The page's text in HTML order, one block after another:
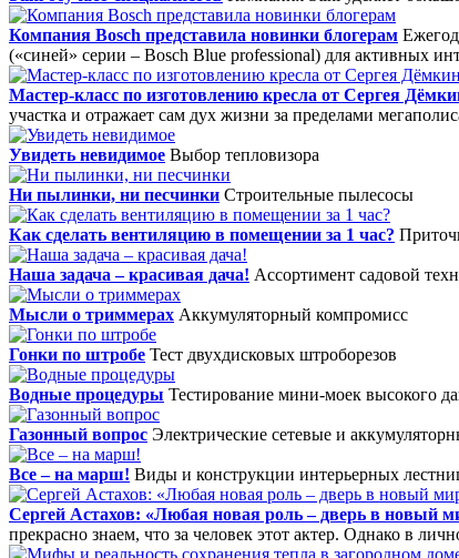
Компания Bosch представила новинки блогерам
(«синей» серии – Bosch Blue professional) для активных
Мастер-класс по изготовлению кресла от Сергея
участка и отражает сам дух жизни за пределами
Увидеть невидимое Выбор тепловизора
Ни пылинки, ни песчинки Строительные пылесосы
Как сделать вентиляцию в помещении за 1 час?
Наша задача – красивая дача! Ассортимент садовой
Мысли о триммерах Аккумуляторный компромисс
Гонки по штробе Тест двухдисковых штроборезов
Водные процедуры Тестирование мини-моек высокого
Газонный вопрос Электрические сетевые и
Все – на марш! Виды и конструкции интерьерных
Сергей Астахов: «Любая новая роль – дверь в новый
прекрасно знаем, что за человек этот актер. Однако в